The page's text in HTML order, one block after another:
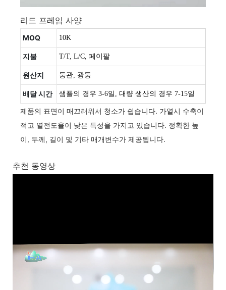
리드 프레임 사양
MOQ 10K
지불 T/T, L/C, 페이팔
원산지 둥관, 광둥
배달 시간 샘플의 경우 3-6일, 대량 생산의 경우 7-15일
제품의 표면이 매끄러워서 청소가 쉽습니다. 가열시 수축이
적고 열전도율이 낮은 특성을 가지고 있습니다. 정확한 높
이, 두께, 길이 및 기타 매개변수가 제공됩니다.
추천 동영상